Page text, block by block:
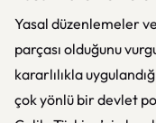
Yasal düzenlemeler
parçası olduğunu
kararlılıkla
çok yönlü bir devlet